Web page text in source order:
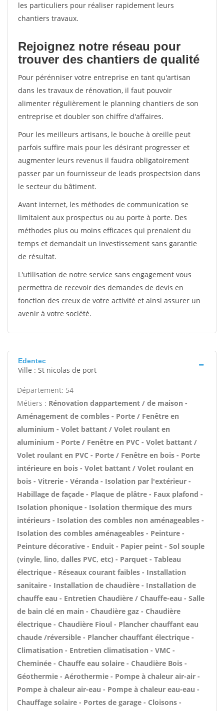
les particuliers pour réaliser rapidement leurs
chantiers travaux.
Rejoignez notre réseau pour
trouver des chantiers de qualité
Pour pérénniser votre entreprise en tant qu'artisan
dans les travaux de rénovation, il faut pouvoir
alimenter régulièrement le planning chantiers de son
entreprise et doubler son chiffre d'affaires.
Pour les meilleurs artisans, le bouche à oreille peut
parfois suffire mais pour les désirant progresser et
augmenter leurs revenus il faudra obligatoirement
passer par un fournisseur de leads prospectsion dans
le secteur du bâtiment.
Avant internet, les méthodes de communication se
limitaient aux prospectus ou au porte à porte. Des
méthodes plus ou moins efficaces qui prenaient du
temps et demandait un investissement sans garantie
de résultat.
L'utilisation de notre service sans engagement vous
permettra de recevoir des demandes de devis en
fonction des creux de votre activité et ainsi assurer un
avenir à votre société.
Edentec
Ville : St nicolas de port
Département: 54
Métiers : Rénovation dappartement / de maison -
Aménagement de combles - Porte / Fenêtre en
aluminium - Volet battant / Volet roulant en
aluminium - Porte / Fenêtre en PVC - Volet battant /
Volet roulant en PVC - Porte / Fenêtre en bois - Porte
intérieure en bois - Volet battant / Volet roulant en
bois - Vitrerie - Véranda - Isolation par l'extérieur -
Habillage de façade - Plaque de plâtre - Faux plafond -
Isolation phonique - Isolation thermique des murs
intérieurs - Isolation des combles non aménageables -
Isolation des combles aménageables - Peinture -
Peinture décorative - Enduit - Papier peint - Sol souple
(vinyle, lino, dalles PVC, etc) - Parquet - Tableau
électrique - Réseaux courant faibles - Installation
sanitaire - Installation de chaudière - Installation de
chauffe eau - Entretien Chaudière / Chauffe-eau - Salle
de bain clé en main - Chaudière gaz - Chaudière
électrique - Chaudière Fioul - Plancher chauffant eau
chaude /réversible - Plancher chauffant électrique -
Climatisation - Entretien climatisation - VMC -
Cheminée - Chauffe eau solaire - Chaudière Bois -
Géothermie - Aérothermie - Pompe à chaleur air-air -
Pompe à chaleur air-eau - Pompe à chaleur eau-eau -
Chauffage solaire - Portes de garage - Cloisons -